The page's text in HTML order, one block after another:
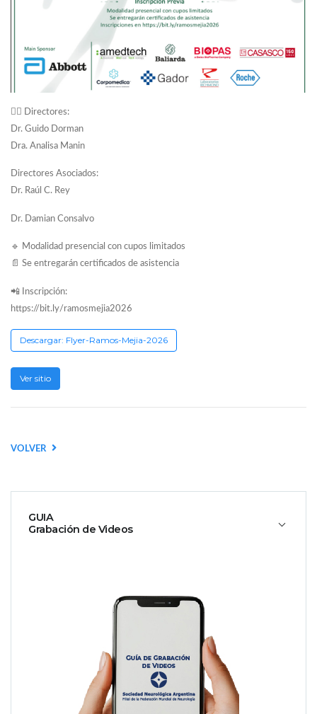
GUIA
Grabación de Videos
👨‍⚕️ Directores:
Dr. Guido Dorman
Dra. Analisa Manin
Directores Asociados:
Dr. Raúl C. Rey
Dr. Damian Consalvo
🔹 Modalidad presencial con cupos limitados
📄 Se entregarán certificados de asistencia
📲 Inscripción:
https://bit.ly/ramosmejia2026
Descargar: Flyer-Ramos-Mejia-2026
Ver sitio
VOLVER